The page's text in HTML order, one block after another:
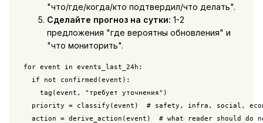
"что/где/когда/кто подтвердил/что делать".
Сделайте прогноз на сутки: 1-2
предложения "где вероятны обновления" и
"что мониторить".
for event in events_last_24h:
  if not confirmed(event):
    tag(event, "требует уточнения")
priority = classify(event)  # safety, infra, social,
action = derive_action(event)  # what reader should do